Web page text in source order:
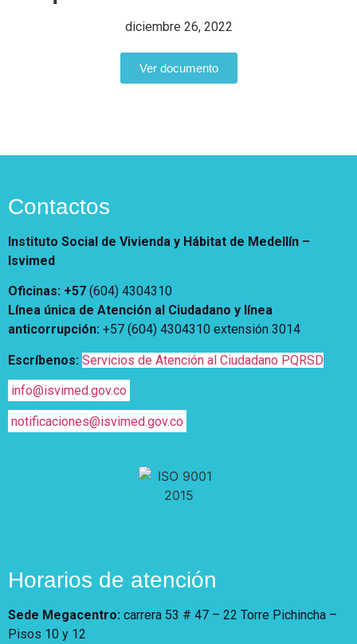
Vivienda un proyecto
Acompañamiento Social
¿Qué es el ISVIMED?
fuente
Contraste
Centro de relevo
Más Información sobre Accesibilidad
diciembre 26, 2022
Ver documento
Contactos
Instituto Social de Vivienda y Hábitat de Medellín –
Isvimed
Oficinas: +57 (604) 4304310
Línea única de Atención al Ciudadano y línea
anticorrupción: +57 (604) 4304310 extensión 3014
Escríbenos: Servicios de Atención al Ciudadano PQRSD
info@isvimed.gov.co
notificaciones@isvimed.gov.co
Horarios de atención
Sede Megacentro: carrera 53 # 47 – 22 Torre Pichincha –
Pisos 10 y 12